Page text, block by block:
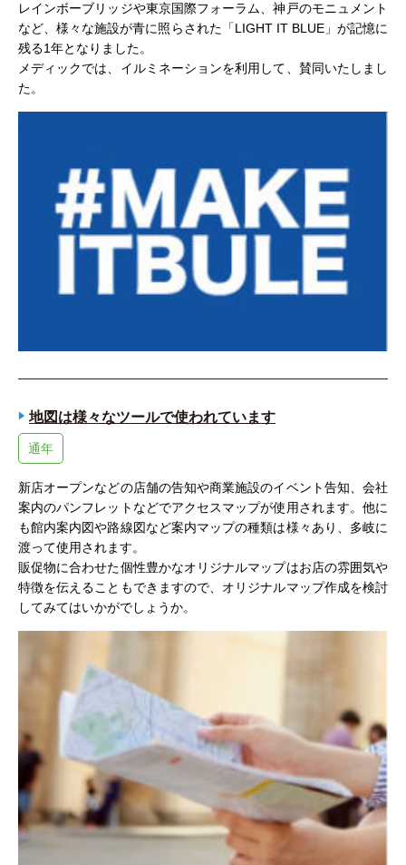
レインボーブリッジや東京国際フォーラム、神戸のモニュメント
など、様々な施設が青に照らされた「LIGHT IT BLUE」が記憶に
残る1年となりました。
メディックでは、イルミネーションを利用して、賛同いたしまし
た。
地図は様々なツールで使われています
通年
新店オープンなどの店舗の告知や商業施設のイベント告知、会社
案内のパンフレットなどでアクセスマップが使用されます。他に
も館内案内図や路線図など案内マップの種類は様々あり、多岐に
渡って使用されます。
販促物に合わせた個性豊かなオリジナルマップはお店の雰囲気や
特徴を伝えることもできますので、オリジナルマップ作成を検討
してみてはいかがでしょうか。